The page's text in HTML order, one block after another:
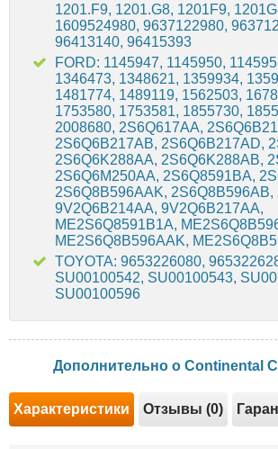
1201.F9, 1201.G8, 1201F9,
1609524980, 9637122980,
96413140, 96415393
FORD: 1145947, 1145950,
1346473, 1348621, 1359934,
1481774, 1489119, 1562503,
1753580, 1753581, 1855730,
2008680, 2S6Q617AA,
2S6Q6B217AB, 2S6Q6B217AD,
2S6Q6K288AA, 2S6Q6K288AB,
2S6Q6M250AA, 2S6Q8591BA,
2S6Q8B596AAK, 2S6Q8B596AB,
9V2Q6B214AA, 9V2Q6B217AA,
ME2S6Q8591B1A,
ME2S6Q8B596AAK,
TOYOTA: 9653226080,
SU00100542, SU00100543,
SU00100596
Дополнительно о Continental
Характеристики Отзывы (0)